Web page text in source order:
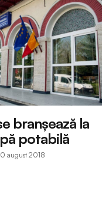
branșează la
potabilă
august 2018